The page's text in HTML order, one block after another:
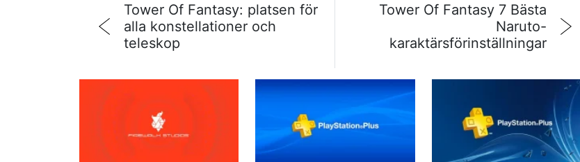
Tower Of Fantasy: platsen för
alla konstellationer och
teleskop
Tower Of Fantasy 7 Bästa
Naruto-
karaktärsförinställningar